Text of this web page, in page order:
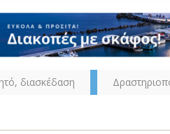
διασκέδαση